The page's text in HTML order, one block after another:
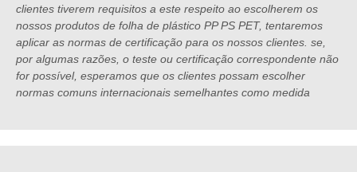
clientes tiverem requisitos a este respeito ao escolherem os
nossos produtos de folha de plástico PP PS PET, tentaremos
aplicar as normas de certificação para os nossos clientes. se,
por algumas razões, o teste ou certificação correspondente não
for possível, esperamos que os clientes possam escolher
normas comuns internacionais semelhantes como medida